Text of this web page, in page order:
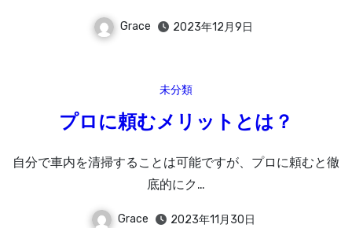
Grace 2023年12月9日
未分類
プロに頼むメリットとは？
自分で車内を清掃することは可能ですが、プロに頼むと徹
底的にク…
Grace 2023年11月30日